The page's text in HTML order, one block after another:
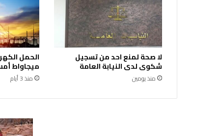
ر
ك
ف
ي
ا
ل
ح
م
ة
لا صحة لمنع احد من تسجيل
شكوى لدى النيابة العامة
منذ يومين
ميجاواط
منذ 3 أيام